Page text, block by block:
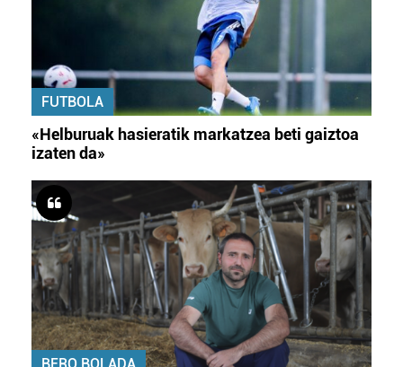
FUTBOLA
«Helburuak hasieratik markatzea beti gaiztoa
izaten da»